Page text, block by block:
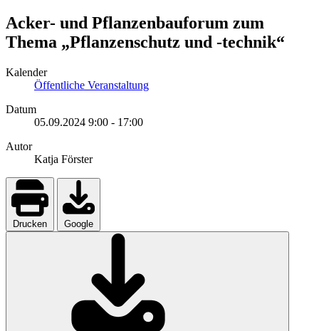
Acker- und Pflanzenbauforum zum
Thema „Pflanzenschutz und -technik“
Kalender
Öffentliche Veranstaltung
Datum
05.09.2024 9:00 - 17:00
Autor
Katja Förster
Drucken Google